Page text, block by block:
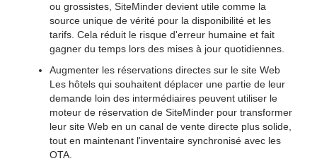
ou grossistes, SiteMinder devient utile comme la
source unique de vérité pour la disponibilité et les
tarifs. Cela réduit le risque d'erreur humaine et fait
gagner du temps lors des mises à jour quotidiennes.
Augmenter les réservations directes sur le site Web
Les hôtels qui souhaitent déplacer une partie de leur
demande loin des intermédiaires peuvent utiliser le
moteur de réservation de SiteMinder pour transformer
leur site Web en un canal de vente directe plus solide,
tout en maintenant l'inventaire synchronisé avec les
OTA.